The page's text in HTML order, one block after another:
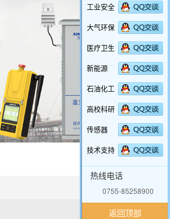
工业安全
大气环保
医疗卫生
新能源
石油化工
高校科研
传感器
技术支持
热线电话
0755-85258900
返回顶部